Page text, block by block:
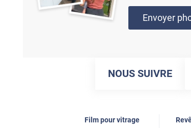
Envoyer
NOUS SUIVRE
Film pour vitrage